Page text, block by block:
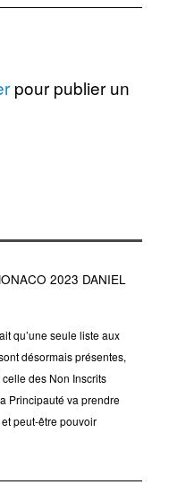
pour publier un
2023 DANIEL
qu’une seule liste aux
désormais présentes,
des Non Inscrits
Principauté va prendre
peut-être pouvoir